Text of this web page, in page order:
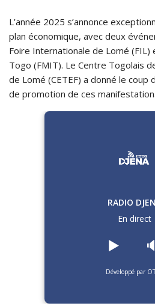
L’année 2025 s’annonce
plan économique, avec deux
Foire Internationale de Lomé (FIL)
Togo (FMIT). Le Centre Togolais
de Lomé (CETEF) a donné le coup
de promotion de ces
RADIO
En direct
▶️
Développé par